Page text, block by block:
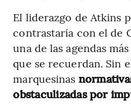
El liderazgo de Atkins
contrastaría con el de
una de las agendas
que se recuerdan. Sin
marquesinas
obstaculizadas por